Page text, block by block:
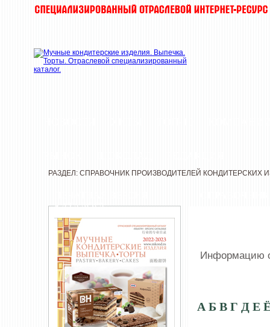
КАТАЛОГА
РАЗДЕЛ: СПРАВОЧНИК ПРОИЗВОДИТЕЛЕЙ КОНДИТЕРСКИХ
Информацию
А Б В Г Д Е